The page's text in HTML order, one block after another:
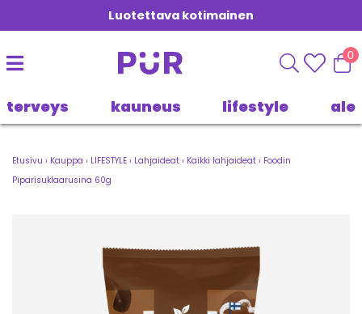
Luotettava kotimainen
0
terveys kauneus lifestyle ale
Etusivu › Kauppa › LIFESTYLE › Lahjaideat › Kaikki lahjaideat › Foodin
Piparisuklaarusina 60g